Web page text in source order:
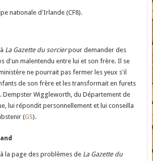
nationale d'Irlande (CF8).
La Gazette du sorcierpour demander des
d'un malentendu entre lui et son frère. Il se
ne pourrait pas fermer les yeux s'il
de son frère et les transformait en furets
Dempster Wiggleworth, du Département de
lui répondit personnellement et lui conseilla
(GS).
la page des problèmes de La Gazette du